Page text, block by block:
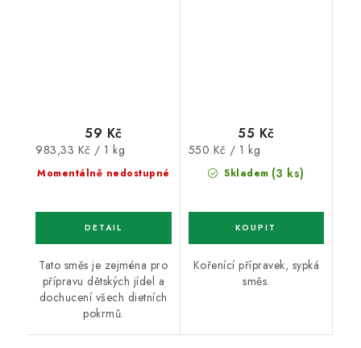
Momentálně nedostupné
59 Kč
Měrná
cena:
983,33 Kč / 1 kg
Tato směs je zejména pro
přípravu dětských jídel a
dochucení všech dietních
pokrmů.
Skladem (3 ks)
55 Kč
Měrná
cena:
550 Kč / 1 kg
Kořenící přípravek, sypká
směs.